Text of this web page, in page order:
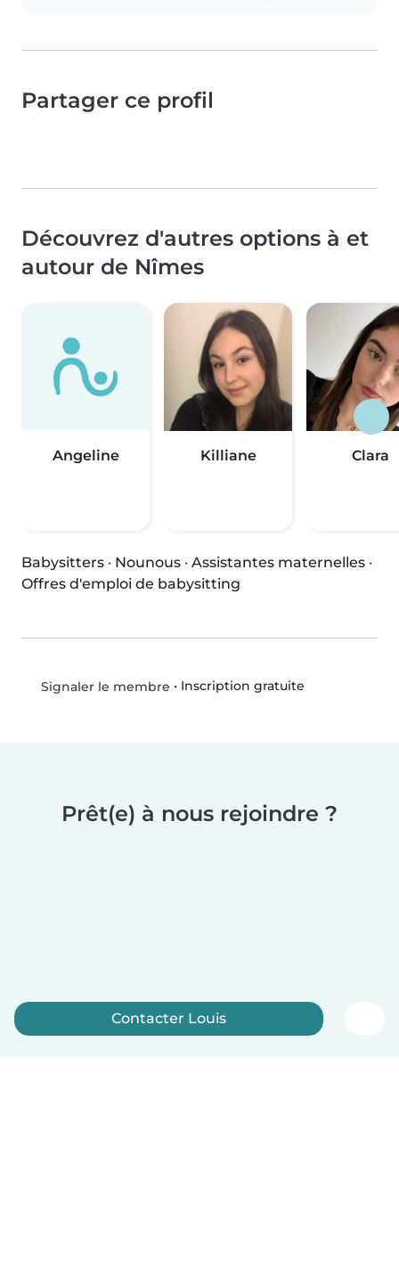
Partager ce profil
Découvrez d'autres options à et
autour de Nîmes
Angeline Killiane Clara
Babysitters · Nounous · Assistantes maternelles ·
Offres d'emploi de babysitting
Signaler le membre • Inscription gratuite
Prêt(e) à nous rejoindre ?
Contacter Louis